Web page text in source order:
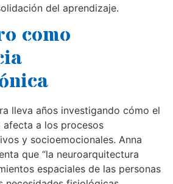
del aprendizaje.
como
lleva años investigando cómo el
a los procesos
y socioemocionales. Anna
que “la neuroarquitectura
espaciales de las personas